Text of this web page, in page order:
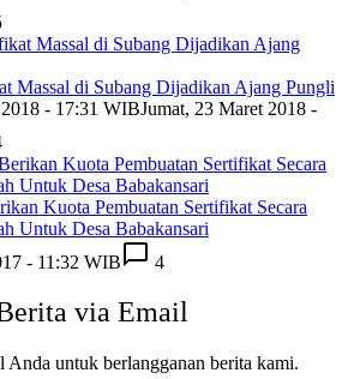
Massal di Subang Dijadikan Ajang Pungli
- 17:31 WIBJumat, 23 Maret 2018 -
Kuota Pembuatan Sertifikat Secara
Untuk Desa Babakansari
- 11:32 WIB
4
via Email
Anda untuk berlangganan berita kami.